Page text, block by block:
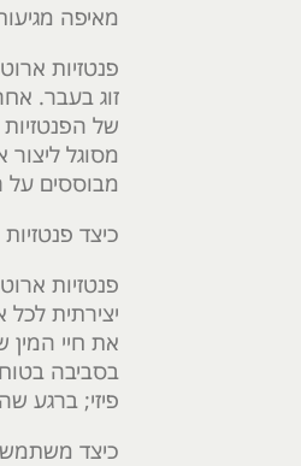
מאיפה
פנטזיות
זוג בעבר.
של
מסוגל
מבוססים על
כיצד
פנטזיות
יצירתית
את חיי המין
בסביבה
פיזי; ברגע
כיצד